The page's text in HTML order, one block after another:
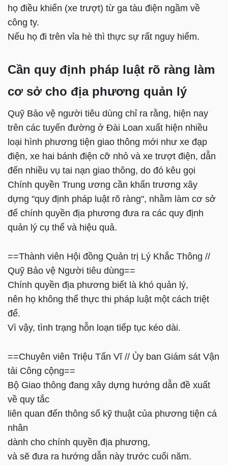
họ điều khiển (xe trượt) từ ga tàu điện ngầm về
công ty.
Nếu họ đi trên vỉa hè thì thực sự rất nguy hiểm.
Cần quy định pháp luật rõ ràng làm
cơ sở cho địa phương quản lý
Quỹ Bảo vệ người tiêu dùng chỉ ra rằng, hiện nay
trên các tuyến đường ở Đài Loan xuất hiện nhiều
loại hình phương tiện giao thông mới như xe đạp
điện, xe hai bánh điện cỡ nhỏ và xe trượt điện, dẫn
đến nhiều vụ tai nạn giao thông, do đó kêu gọi
Chính quyền Trung ương cần khẩn trương xây
dựng "quy định pháp luật rõ ràng", nhằm làm cơ sở
để chính quyền địa phương đưa ra các quy định
quản lý cụ thể và hiệu quả.
==Thành viên Hội đồng Quản trị Lý Khắc Thông //
Quỹ Bảo vệ Người tiêu dùng==
Chính quyền địa phương biết là khó quản lý,
nên họ không thể thực thi pháp luật một cách triệt
để.
Vì vậy, tình trạng hỗn loạn tiếp tục kéo dài.
==Chuyên viên Triệu Tấn Vĩ // Ủy ban Giám sát Vận
tải Công cộng==
Bộ Giao thông đang xây dựng hướng dẫn đề xuất
về quy tắc
liên quan đến thông số kỹ thuật của phương tiện cá
nhân
dành cho chính quyền địa phương,
và sẽ đưa ra hướng dẫn này trước cuối năm.